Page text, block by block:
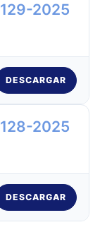
2025
DESCARGAR
2025
DESCARGAR